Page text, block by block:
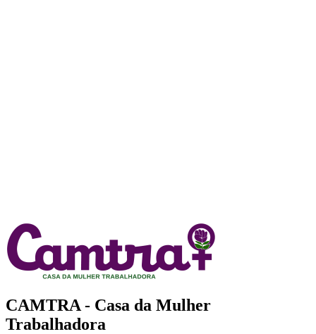
CAMTRA - Casa da Mulher
Trabalhadora